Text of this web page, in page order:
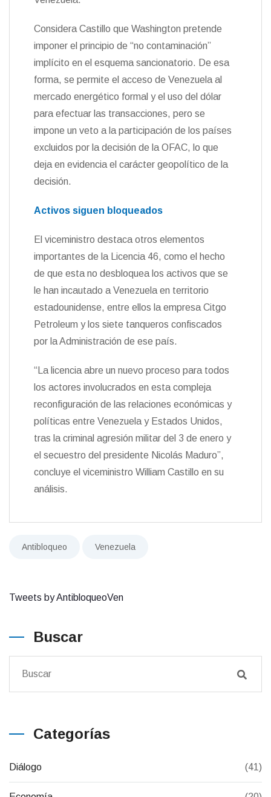
Considera Castillo que Washington pretende
imponer el principio de “no contaminación”
implícito en el esquema sancionatorio. De esa
forma, se permite el acceso de Venezuela al
mercado energético formal y el uso del dólar
para efectuar las transacciones, pero se
impone un veto a la participación de los países
excluidos por la decisión de la OFAC, lo que
deja en evidencia el carácter geopolítico de la
decisión.
Activos siguen bloqueados
El viceministro destaca otros elementos
importantes de la Licencia 46, como el hecho
de que esta no desbloquea los activos que se
le han incautado a Venezuela en territorio
estadounidense, entre ellos la empresa Citgo
Petroleum y los siete tanqueros confiscados
por la Administración de ese país.
“La licencia abre un nuevo proceso para todos
los actores involucrados en esta compleja
reconfiguración de las relaciones económicas y
políticas entre Venezuela y Estados Unidos,
tras la criminal agresión militar del 3 de enero y
el secuestro del presidente Nicolás Maduro”,
concluye el viceministro William Castillo en su
análisis.
Antibloqueo Venezuela
Tweets by AntibloqueoVen
Buscar
Categorías
Diálogo (41)